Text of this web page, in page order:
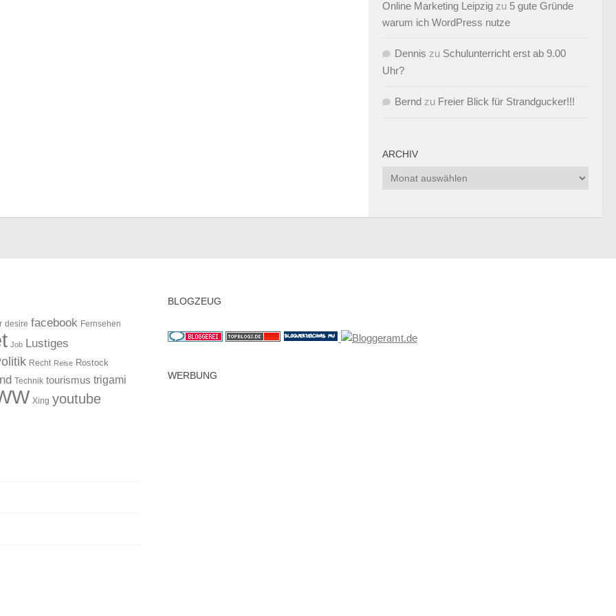
Online Marketing Leipzig zu 5 gute Gründe
warum ich WordPress nutze
Dennis zu Schulunterricht erst ab 9.00
Uhr?
Bernd zu Freier Blick für Strandgucker!!!
ARCHIV
Archiv
desire facebook Fernsehen
Job Lustiges
Recht Reise Rostock
Technik tourismus trigami
Xing youtube
BLOGZEUG
WERBUNG